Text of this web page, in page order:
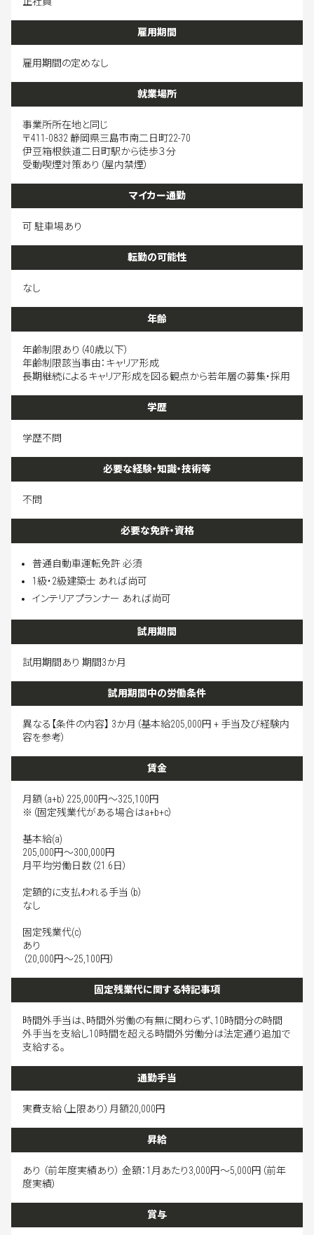
雇用期間
雇用期間の定めなし
就業場所
事業所所在地と同じ
〒411-0832 静岡県三島市南二日町22-70
伊豆箱根鉄道二日町駅から徒歩３分
受動喫煙対策あり（屋内禁煙）
マイカー通勤
可 駐車場あり
転勤の可能性
なし
年齢
年齢制限あり（40歳以下）
年齢制限該当事由：キャリア形成
長期継続によるキャリア形成を図る観点から若年層の募集・採用
学歴
学歴不問
必要な経験・知識・技術等
不問
必要な免許・資格
普通自動車運転免許 必須
1級・2級建築士 あれば尚可
インテリアプランナー あれば尚可
試用期間
試用期間あり 期間3か月
試用期間中の労働条件
異なる【条件の内容】 3か月（基本給205,000円 + 手当及び経験内
容を参考）
賃金
月額（a+b）225,000円～325,100円
※（固定残業代がある場合はa+b+c）
基本給(a)
205,000円～300,000円
月平均労働日数（21.6日）
定額的に支払われる手当（b）
なし
固定残業代(c)
あり
（20,000円～25,100円）
固定残業代に関する特記事項
時間外手当は、時間外労働の有無に関わらず、10時間分の時間
外手当を支給し10時間を超える時間外労働分は法定通り追加で
支給する。
通勤手当
実費支給（上限あり）月額20,000円
昇給
あり （前年度実績あり） 金額：1月あたり3,000円～5,000円（前年
度実績）
賞与